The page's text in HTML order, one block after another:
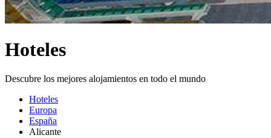
Hoteles
Descubre los mejores alojamientos en todo el mundo
Hoteles
Europa
España
Alicante